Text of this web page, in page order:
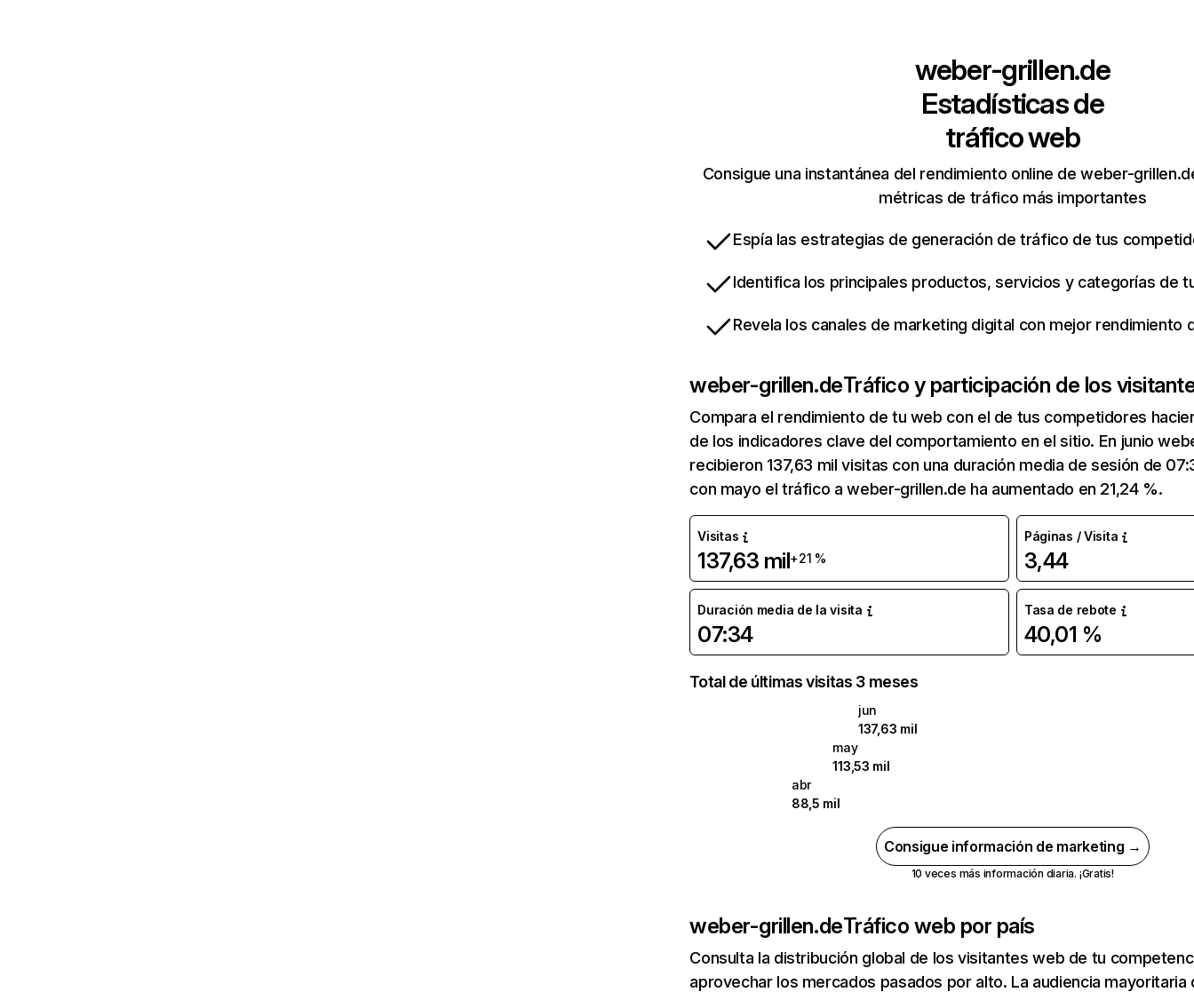
weber-grillen.de
Estadísticas de
tráfico web
Consigue una instantánea del rendimiento online de weber-
métricas de tráfico más importantes
Espía las estrategias de generación de tráfico de tus
Identifica los principales productos, servicios y categorías de
Revela los canales de marketing digital con mejor rendimiento
weber-grillen.deTráfico y participación de los
Compara el rendimiento de tu web con el de tus competidores
de los indicadores clave del comportamiento en el sitio. En junio
recibieron 137,63 mil visitas con una duración media de sesión de
con mayo el tráfico a weber-grillen.de ha aumentado en 21,24 %.
Visitas
137,63 mil+21 %
Páginas / Visita
3,44
Duración media de la visita
07:34
Tasa de rebote
40,01 %
Total de últimas visitas 3 meses
jun
137,63 mil
may
113,53 mil
abr
88,5 mil
Consigue información de marketing →
10 veces más información diaria. ¡Gratis!
weber-grillen.deTráfico web por país
Consulta la distribución global de los visitantes web de tu
aprovechar los mercados pasados por alto. La audiencia mayoritaria